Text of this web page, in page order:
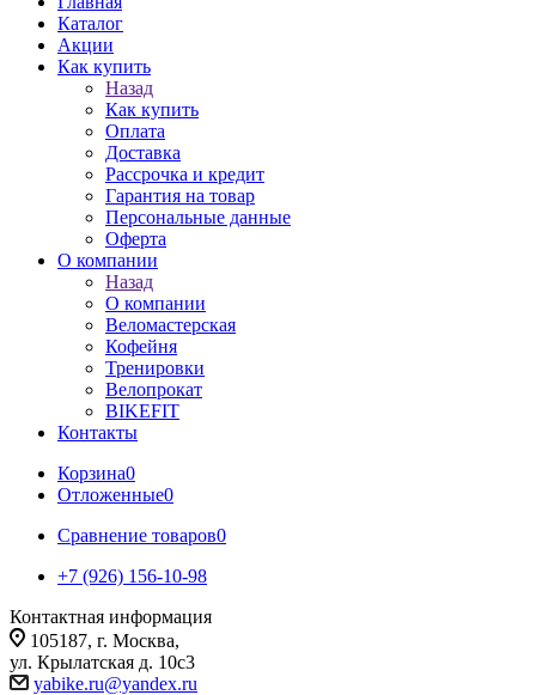
Каталог
Акции
Как купить
Назад
Как купить
Оплата
Доставка
Рассрочка и кредит
Гарантия на товар
Персональные данные
Оферта
О компании
Назад
О компании
Веломастерская
Кофейня
Тренировки
Велопрокат
BIKEFIT
Контакты
Корзина0
Отложенные0
Сравнение товаров0
+7 (926) 156-10-98
Контактная информация
105187, г. Москва,
ул. Крылатская д. 10с3
yabike.ru@yandex.ru